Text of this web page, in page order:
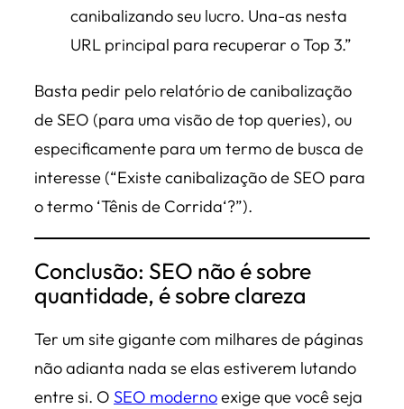
canibalizando seu lucro. Una-as nesta
URL principal para recuperar o Top 3.”
Basta pedir pelo relatório de canibalização
de SEO (para uma visão de top queries), ou
especificamente para um termo de busca de
interesse (“Existe canibalização de SEO para
o termo ‘Tênis de Corrida‘?”).
Conclusão: SEO não é sobre
quantidade, é sobre clareza
Ter um site gigante com milhares de páginas
não adianta nada se elas estiverem lutando
entre si. O SEO modernoexige que você seja